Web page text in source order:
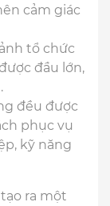
cảm giác
tổ chức
đầu lớn,
đều được
phục vụ
kỹ năng
ra một